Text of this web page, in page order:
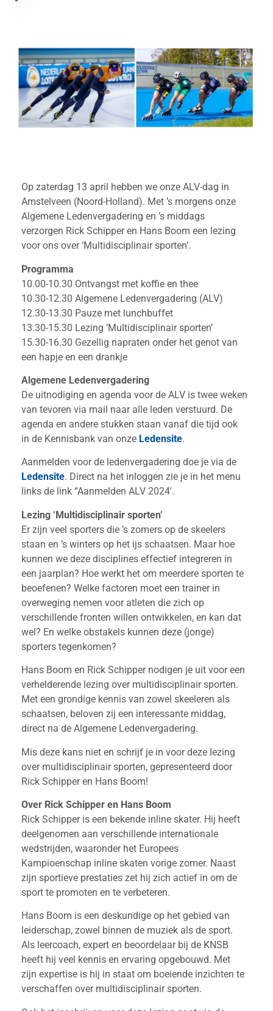
Op zaterdag 13 april hebben we onze ALV-dag in
Amstelveen (Noord-Holland). Met ’s morgens onze
Algemene Ledenvergadering en ’s middags
verzorgen Rick Schipper en Hans Boom een lezing
voor ons over ‘Multidisciplinair sporten’.
Programma
10.00-10.30 Ontvangst met koffie en thee
10.30-12.30 Algemene Ledenvergadering (ALV)
12.30-13.30 Pauze met lunchbuffet
13.30-15.30 Lezing ‘Multidisciplinair sporten’
15.30-16.30 Gezellig napraten onder het genot van
een hapje en een drankje
Algemene Ledenvergadering
De uitnodiging en agenda voor de ALV is twee weken
van tevoren via mail naar alle leden verstuurd. De
agenda en andere stukken staan vanaf die tijd ook
in de Kennisbank van onze Ledensite.
Aanmelden voor de ledenvergadering doe je via de
Ledensite. Direct na het inloggen zie je in het menu
links de link “Aanmelden ALV 2024′.
Lezing ‘Multidisciplinair sporten’
Er zijn veel sporters die ’s zomers op de skeelers
staan en ’s winters op het ijs schaatsen. Maar hoe
kunnen we deze disciplines effectief integreren in
een jaarplan? Hoe werkt het om meerdere sporten te
beoefenen? Welke factoren moet een trainer in
overweging nemen voor atleten die zich op
verschillende fronten willen ontwikkelen, en kan dat
wel? En welke obstakels kunnen deze (jonge)
sporters tegenkomen?
Hans Boom en Rick Schipper nodigen je uit voor een
verhelderende lezing over multidisciplinair sporten.
Met een grondige kennis van zowel skeeleren als
schaatsen, beloven zij een interessante middag,
direct na de Algemene Ledenvergadering.
Mis deze kans niet en schrijf je in voor deze lezing
over multidisciplinair sporten, gepresenteerd door
Rick Schipper en Hans Boom!
Over Rick Schipper en Hans Boom
Rick Schipper is een bekende inline skater. Hij heeft
deelgenomen aan verschillende internationale
wedstrijden, waaronder het Europees
Kampioenschap inline skaten vorige zomer. Naast
zijn sportieve prestaties zet hij zich actief in om de
sport te promoten en te verbeteren.
Hans Boom is een deskundige op het gebied van
leiderschap, zowel binnen de muziek als de sport.
Als leercoach, expert en beoordelaar bij de KNSB
heeft hij veel kennis en ervaring opgebouwd. Met
zijn expertise is hij in staat om boeiende inzichten te
verschaffen over multidisciplinair sporten.